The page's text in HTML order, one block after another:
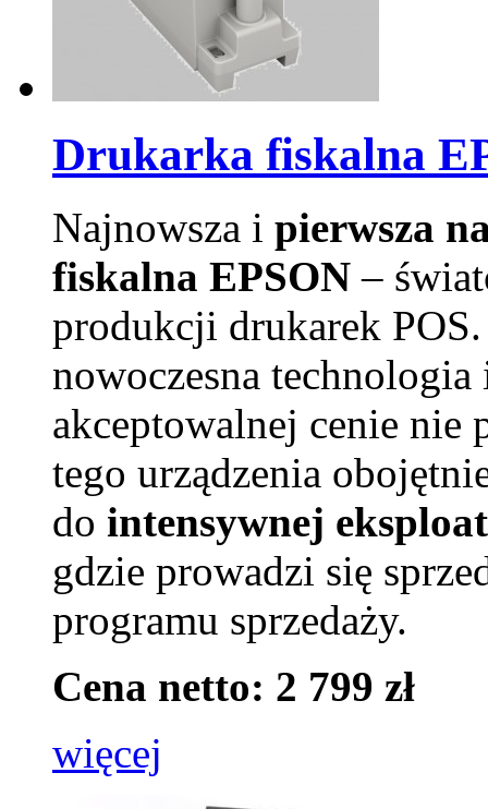
Drukarka fiskalna
Najnowsza i pierwsza
fiskalna EPSON –
produkcji drukarek
nowoczesna
akceptowalnej cenie nie
tego urządzenia
do intensywnej
gdzie prowadzi się
programu sprzedaży.
Cena netto: 2 799 zł
więcej